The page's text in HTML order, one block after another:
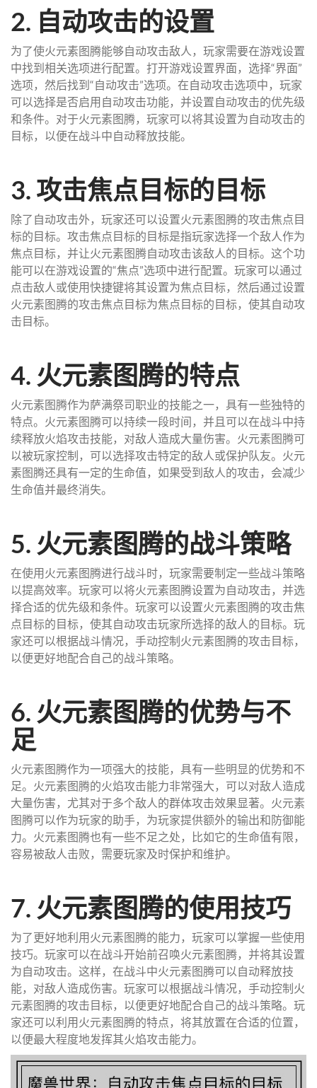
2. 自动攻击的设置
为了使火元素图腾能够自动攻击敌人，玩家需要在游戏设置
中找到相关选项进行配置。打开游戏设置界面，选择“界面”
选项，然后找到“自动攻击”选项。在自动攻击选项中，玩家
可以选择是否启用自动攻击功能，并设置自动攻击的优先级
和条件。对于火元素图腾，玩家可以将其设置为自动攻击的
目标，以便在战斗中自动释放技能。
3. 攻击焦点目标的目标
除了自动攻击外，玩家还可以设置火元素图腾的攻击焦点目
标的目标。攻击焦点目标的目标是指玩家选择一个敌人作为
焦点目标，并让火元素图腾自动攻击该敌人的目标。这个功
能可以在游戏设置的“焦点”选项中进行配置。玩家可以通过
点击敌人或使用快捷键将其设置为焦点目标，然后通过设置
火元素图腾的攻击焦点目标为焦点目标的目标，使其自动攻
击目标。
4. 火元素图腾的特点
火元素图腾作为萨满祭司职业的技能之一，具有一些独特的
特点。火元素图腾可以持续一段时间，并且可以在战斗中持
续释放火焰攻击技能，对敌人造成大量伤害。火元素图腾可
以被玩家控制，可以选择攻击特定的敌人或保护队友。火元
素图腾还具有一定的生命值，如果受到敌人的攻击，会减少
生命值并最终消失。
5. 火元素图腾的战斗策略
在使用火元素图腾进行战斗时，玩家需要制定一些战斗策略
以提高效率。玩家可以将火元素图腾设置为自动攻击，并选
择合适的优先级和条件。玩家可以设置火元素图腾的攻击焦
点目标的目标，使其自动攻击玩家所选择的敌人的目标。玩
家还可以根据战斗情况，手动控制火元素图腾的攻击目标，
以便更好地配合自己的战斗策略。
6. 火元素图腾的优势与不
足
火元素图腾作为一项强大的技能，具有一些明显的优势和不
足。火元素图腾的火焰攻击能力非常强大，可以对敌人造成
大量伤害，尤其对于多个敌人的群体攻击效果显著。火元素
图腾可以作为玩家的助手，为玩家提供额外的输出和防御能
力。火元素图腾也有一些不足之处，比如它的生命值有限，
容易被敌人击败，需要玩家及时保护和维护。
7. 火元素图腾的使用技巧
为了更好地利用火元素图腾的能力，玩家可以掌握一些使用
技巧。玩家可以在战斗开始前召唤火元素图腾，并将其设置
为自动攻击。这样，在战斗中火元素图腾可以自动释放技
能，对敌人造成伤害。玩家可以根据战斗情况，手动控制火
元素图腾的攻击目标，以便更好地配合自己的战斗策略。玩
家还可以利用火元素图腾的特点，将其放置在合适的位置，
以便最大程度地发挥其火焰攻击能力。